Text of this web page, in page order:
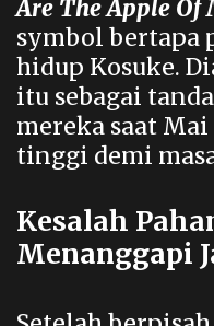
Are The Apple Of
symbol bertapa
hidup Kosuke.
itu sebagai
mereka saat
tinggi demi
Kesalah
Menanggapi